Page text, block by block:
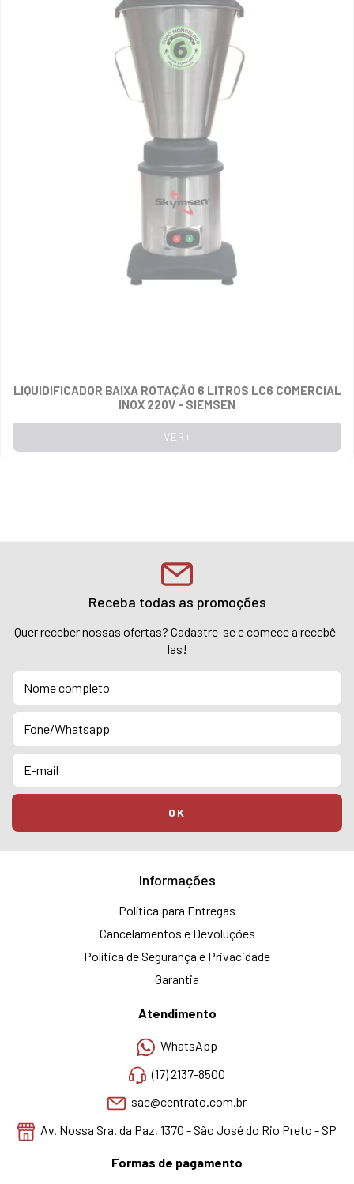
LIQUIDIFICADOR BAIXA ROTAÇÃO 6 LITROS LC6 COMERCIAL
INOX 220V - SIEMSEN
VER+
Receba todas as promoções
Quer receber nossas ofertas? Cadastre-se e comece a recebê-
las!
Informações
Política para Entregas
Cancelamentos e Devoluções
Política de Segurança e Privacidade
Garantia
Atendimento
WhatsApp
(17) 2137-8500
sac@centrato.com.br
Av. Nossa Sra. da Paz, 1370 - São José do Rio Preto - SP
Formas de pagamento